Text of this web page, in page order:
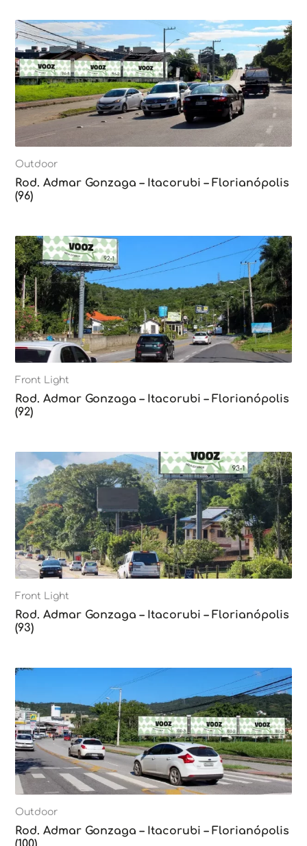
Outdoor
Rod. Admar Gonzaga – Itacorubi – Florianópolis
(96)
Front Light
Rod. Admar Gonzaga – Itacorubi – Florianópolis
(92)
Front Light
Rod. Admar Gonzaga – Itacorubi – Florianópolis
(93)
Outdoor
Rod. Admar Gonzaga – Itacorubi – Florianópolis